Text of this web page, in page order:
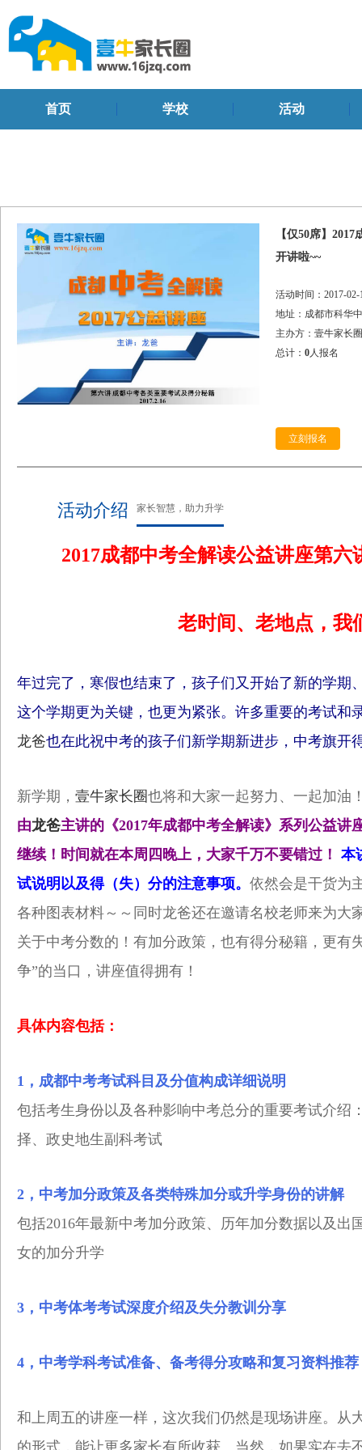
首页 学校 活动
【仅50席】
开讲啦~~
活动时间：2017-
地址：成都市科华
主办方：壹牛家长圈
总计： 0人报名
立刻报名
活动介绍 家长智慧，助力升学
2017成都中考全解读公益讲座第六
老时间、老地点，我
年过完了，寒假也结束了，孩子们又开始了新的学期
这个学期更为关键，也更为紧张。许多重要的考试和
龙爸也在此祝中考的孩子们新学期新进步，中考旗开
新学期， 壹牛家长圈也将和大家一起努力、一起加油
由龙爸主讲的《2017年成都中考全解读》系列公益
继续！时间就在本周四晚上，大家千万不要错过！ 本
试说明以及得（失）分的注意事项。 依然会是干货为
各种图表材料～～同时龙爸还在邀请名校老师来为大
关于中考分数的！有加分政策，也有得分秘籍，更有
争”的当口，讲座值得拥有！
具体内容包括：
1，成都中考考试科目及分值构成详细说明
包括考生身份以及各种影响中考总分的重要考试介绍
择、政史地生副科考试
2，中考加分政策及各类特殊加分或升学身份的讲解
包括2016年最新中考加分政策、历年加分数据以及
女的加分升学
3，中考体考考试深度介绍及失分教训分享
4，中考学科考试准备、备考得分攻略和复习资料推
和上周五的讲座一样，这次我们仍然是现场讲座。从
的形式，能让更多家长有所收获。当然，如果实在去